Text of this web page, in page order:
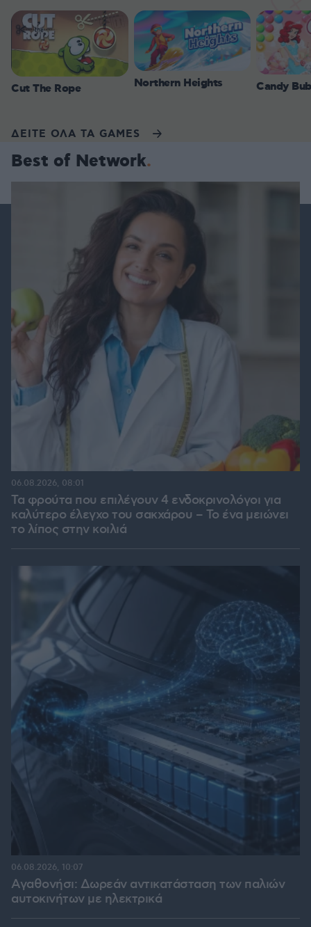
Cut The Rope Northern Heights Candy
ΔΕΙΤΕ ΟΛΑ ΤΑ GAMES
Best of Network
Τα φρούτα που επιλέγουν 4 ενδοκρινολόγοι για
καλύτερο έλεγχο του σακχάρου – Το ένα μειώνει
το λίπος στην κοιλιά
06.08.2026, 08:01
Αγαθονήσι: Δωρεάν αντικατάσταση των παλιών
αυτοκινήτων με ηλεκτρικά
06.08.2026, 10:07